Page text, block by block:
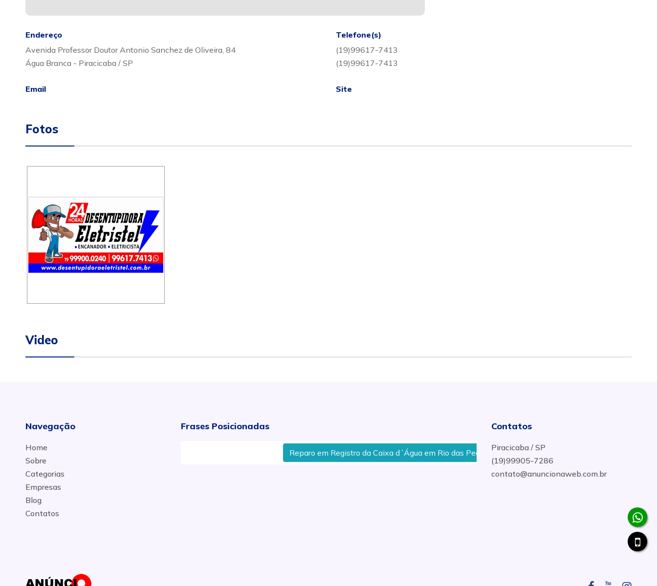
Endereço
Avenida Professor Doutor Antonio Sanchez de Oliveira, 84
Água Branca - Piracicaba / SP
Telefone(s)
(19)99617-7413
(19)99617-7413
Email Site
Fotos
Video
Navegação
Home
Sobre
Categorias
Empresas
Blog
Contatos
Frases Posicionadas
Reparo em Registro da Caixa d´Água em Rio das Pedras Contato de Eletricista Instalador em
Contatos
Piracicaba / SP
(19)99905-7286
contato@anuncionaweb.com.br